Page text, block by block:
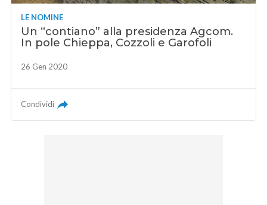
LE NOMINE
Un “contiano” alla presidenza Agcom.
In pole Chieppa, Cozzoli e Garofoli
26 Gen 2020
Condividi